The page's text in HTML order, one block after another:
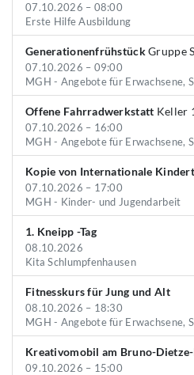
07.10.2026 – 08:00
Erste Hilfe Ausbildung
GenerationenfrühstückGruppe
07.10.2026 – 09:00
MGH - Angebote für Erwachsene,
Offene Fahrradwerkstatt Keller
07.10.2026 – 16:00
MGH - Angebote für Erwachsene,
Kopie von Internationale
07.10.2026 – 17:00
MGH - Kinder- und Jugendarbeit
1. Kneipp -Tag
08.10.2026
Kita Schlumpfenhausen
Fitnesskurs für Jung und Alt
08.10.2026 – 18:30
MGH - Angebote für Erwachsene,
Kreativomobil am Bruno-
09.10.2026 – 15:00